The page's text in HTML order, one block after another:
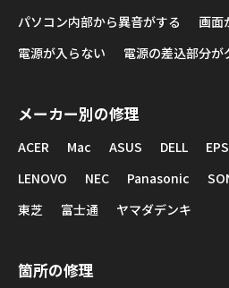
パソコン内部から異音がする
画面
電源が入らない
電源の差込部分が
メーカー別の修理
ACER Mac ASUS DELL
LENOVO
NEC Panasonic
東芝
富士通 ヤマダデンキ
箇所の修理